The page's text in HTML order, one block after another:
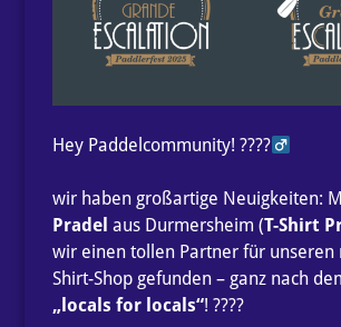
Hey Paddelcommunity! ????‍
wir haben großartige Neuigkeiten:
Pradel aus Durmersheim (T-Shirt
wir einen tollen Partner für unseren
Shirt-Shop gefunden – ganz nach
„locals for locals“! ????